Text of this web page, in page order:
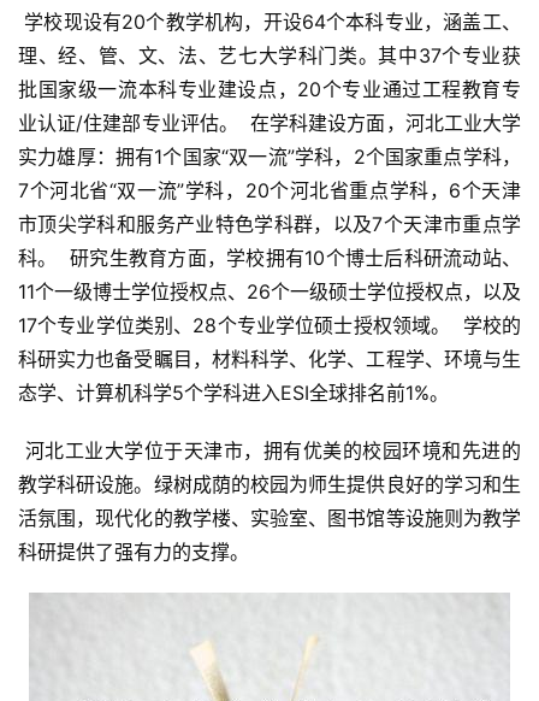
理、经、管、文、法、艺七大学科门类。其中37个专业获
批国家级一流本科专业建设点，20个专业通过工程教育专
业认证/住建部专业评估。  在学科建设方面，河北工业大学
实力雄厚：拥有1个国家“双一流”学科，2个国家重点学科，
7个河北省“双一流”学科，20个河北省重点学科，6个天津
市顶尖学科和服务产业特色学科群，以及7个天津市重点学
科。  研究生教育方面，学校拥有10个博士后科研流动站、
11个一级博士学位授权点、26个一级硕士学位授权点，以及
17个专业学位类别、28个专业学位硕士授权领域。  学校的
科研实力也备受瞩目，材料科学、化学、工程学、环境与生
态学、计算机科学5个学科进入ESI全球排名前1%。
教学科研设施。绿树成荫的校园为师生提供良好的学习和生
活氛围，现代化的教学楼、实验室、图书馆等设施则为教学
科研提供了强有力的支撑。